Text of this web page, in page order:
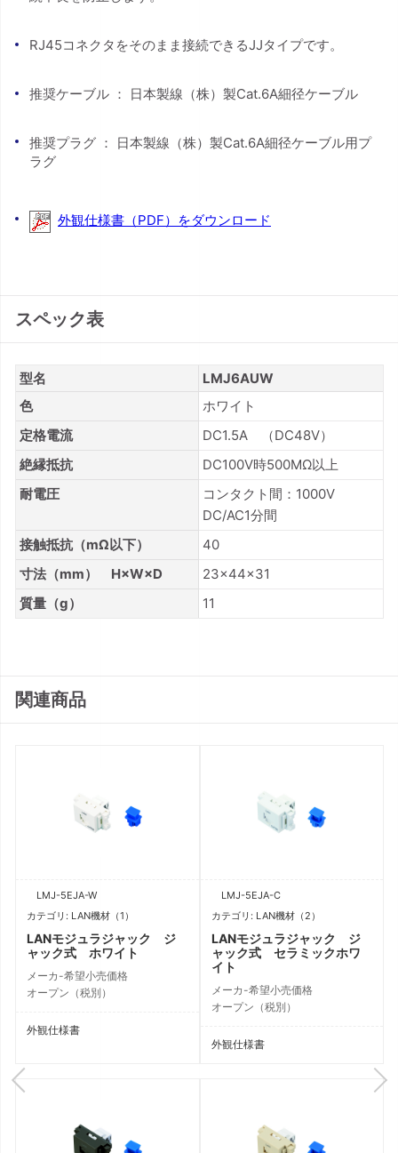
RJ45コネクタをそのまま接続できるJJタイプです。
推奨ケーブル ： 日本製線（株）製Cat.6A細径ケーブル
推奨プラグ ： 日本製線（株）製Cat.6A細径ケーブル用プ
ラグ
外観仕様書（PDF）をダウンロード
スペック表
型名
LMJ6AUW
色
ホワイト
定格電流
DC1.5A （DC48V）
絶縁抵抗
DC100V時500MΩ以上
耐電圧
コンタクト間：1000V
DC/AC1分間
接触抵抗（mΩ以下）
40
寸法（mm） H×W×D
23×44×31
質量（g）
11
関連商品
LMJ-5EJA-W
カテゴリ: LAN機材（1）
LANモジュラジャック ジ
ャック式 ホワイト
メーカ-希望小売価格
オープン（税別）
外観仕様書
LMJ-5EJA-C
カテゴリ: LAN機材（2）
LANモジュラジャック ジ
ャック式 セラミックホワ
イト
メーカ-希望小売価格
オープン（税別）
外観仕様書